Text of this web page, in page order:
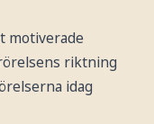
motiverade
riktning
idag